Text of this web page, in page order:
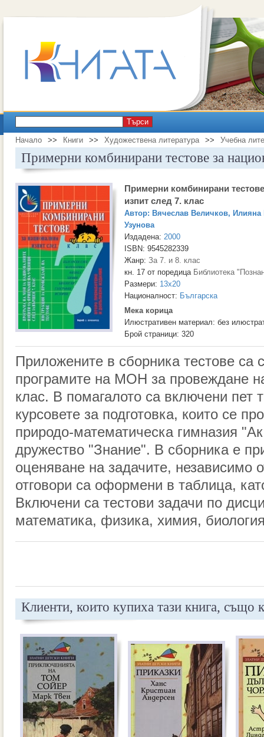
Търси
Начало >> Книги >> Художествена литература >> Учебна
Примерни комбинирани тестове за
Примерни комбинирани
изпит след 7. клас
Автор: Вячеслав Величков, Илияна
Узунова
Издадена: 2000
ISBN: 9545282339
Жанр: За 7. и 8. клас
кн. 17 от поредица Библиотека
Размери: 13x20
Националност: Българска
Мека корица
Илюстративен материал: без
Брой страници: 320
Приложените в сборника тестове са
програмите на МОН за провеждане
клас. В помагалото са включени пет
курсовете за подготовка, които се
природо-математическа гимназия
дружество "Знание". В сборника е
оценяване на задачите, независимо
отговори са оформени в таблица,
Включени са тестови задачи по
математика, физика, химия,
Клиенти, които купиха тази книга, също